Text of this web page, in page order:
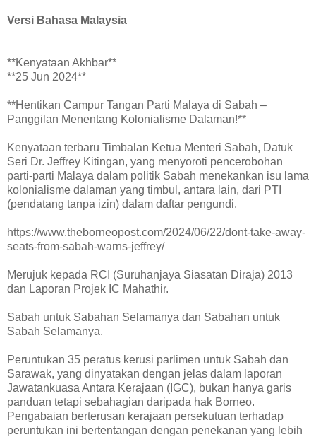
Versi Bahasa Malaysia
**Kenyataan Akhbar**
**25 Jun 2024**
**Hentikan Campur Tangan Parti Malaya di Sabah –
Panggilan Menentang Kolonialisme Dalaman!**
Kenyataan terbaru Timbalan Ketua Menteri Sabah, Datuk
Seri Dr. Jeffrey Kitingan, yang menyoroti pencerobohan
parti-parti Malaya dalam politik Sabah menekankan isu lama
kolonialisme dalaman yang timbul, antara lain, dari PTI
(pendatang tanpa izin) dalam daftar pengundi.
https://www.theborneopost.com/2024/06/22/dont-take-away-
seats-from-sabah-warns-jeffrey/
Merujuk kepada RCI (Suruhanjaya Siasatan Diraja) 2013
dan Laporan Projek IC Mahathir.
Sabah untuk Sabahan Selamanya dan Sabahan untuk
Sabah Selamanya.
Peruntukan 35 peratus kerusi parlimen untuk Sabah dan
Sarawak, yang dinyatakan dengan jelas dalam laporan
Jawatankuasa Antara Kerajaan (IGC), bukan hanya garis
panduan tetapi sebahagian daripada hak Borneo.
Pengabaian berterusan kerajaan persekutuan terhadap
peruntukan ini bertentangan dengan penekanan yang lebih